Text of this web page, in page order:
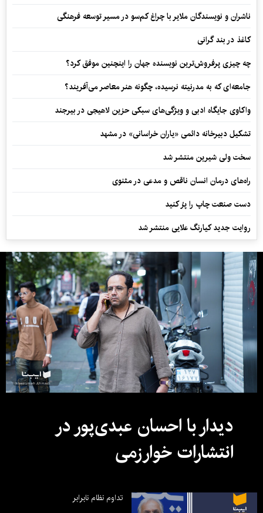
ناشران و نویسندگان ملایر با چراغ کم‌سو در مسیر توسعه فرهنگی
کاغذ در بند گرانی
چه چیزی پرفروش‌ترین نویسنده جهان را اینچنین موفق کرد؟
جامعه‌ای که به مدرنیته نرسیده، چگونه هنر معاصر می‌آفریند؟
واکاوی جایگاه ادبی و ویژگی‌های سبکی حزین لاهیجی در بیرجند
تشکیل دبیرخانه دائمی «یاران خراسانی» در مشهد
سخت ولی شیرین منتشر شد
راه‌های درمان انسان ناقص و مدعی در مثنوی
دست صنعت چاپ را پرُ کنید
روایت جدید کیارنگ علایی منتشر شد
دیدار با احسان عبدی‌پور در
انتشارات خوارزمی
تداوم نظام نابرابر